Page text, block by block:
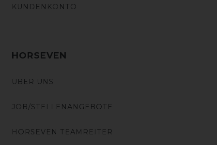
KUNDENKONTO
HORSEVEN
ÜBER UNS
JOB/STELLENANGEBOTE
HORSEVEN TEAMREITER